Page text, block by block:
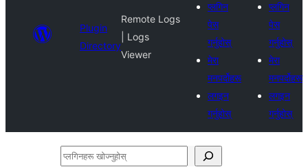
Plugin
Directory
Remote Logs
| Logs
Viewer
प्लगिन
पेस
गर्नुहोस्
मेरा
मनपर्दोहरू
लगइन
गर्नुहोस्
प्लगिन
पेस
गर्नुहोस्
मेरा
मनपर्दोहरू
लगइन
गर्नुहोस्
प्लगिनहरू